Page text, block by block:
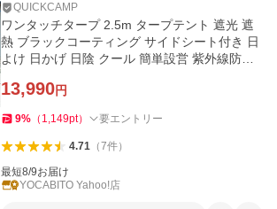
QUICKCAMP
ワンタッチタープ 2.5m タープテント 遮光 遮
熱 ブラックコーティング サイドシート付き 日
よけ 日かげ 日陰 クール 簡単設営 紫外線防止
13,990円
9% （ 1,149pt） 要エントリー
4.71（7件）
最短8/9お届け
YOCABITO Yahoo!店